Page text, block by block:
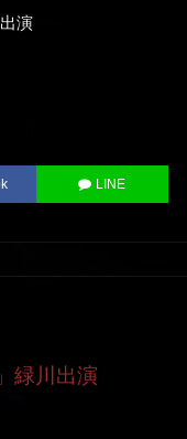
演
LINE
緑川出演